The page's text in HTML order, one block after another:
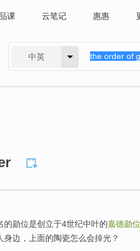
课 云笔记 惠惠
中英
的勋位是创立于4世纪中叶的嘉德勋位
边，上面的陶瓷怎么会掉光？